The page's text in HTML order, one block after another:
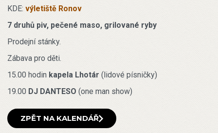
KDE: výletiště Ronov
7 druhů piv, pečené maso, grilované ryby
Prodejní stánky.
Zábava pro děti.
15.00 hodin kapela Lhotár (lidové písničky)
19.00 DJ DANTESO (one man show)
ZPĚT NA KALENDÁŘ